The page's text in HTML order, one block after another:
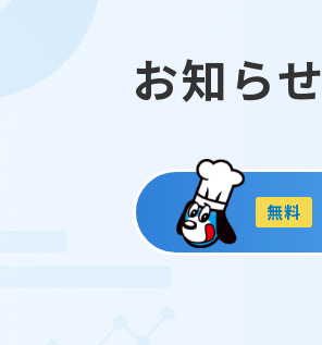
お知らせ
無料